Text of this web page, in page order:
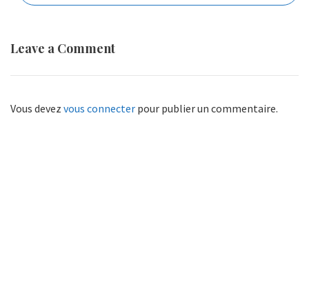
Leave a Comment
Vous devez vous connecter pour publier un commentaire.